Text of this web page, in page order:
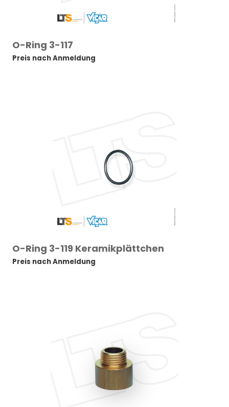
O-Ring 3-117
Preis nach Anmeldung
O-Ring 3-119 Keramikplättchen
Preis nach Anmeldung